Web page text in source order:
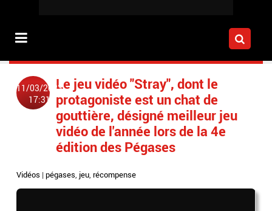
11/03/2023
17:31
Le jeu vidéo "Stray", dont le
protagoniste est un chat de
gouttière, désigné meilleur jeu
vidéo de l'année lors de la 4e
édition des Pégases
Vidéos |pégases, jeu,récompense